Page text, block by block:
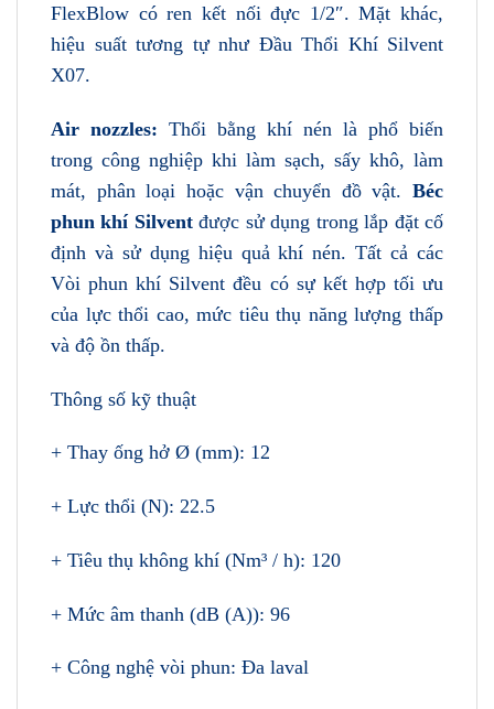
FlexBlow có ren kết nối đực 1/2″. Mặt khác,
hiệu suất tương tự như Đầu Thổi Khí Silvent
X07.
Air nozzles: Thổi bằng khí nén là phổ biến
trong công nghiệp khi làm sạch, sấy khô, làm
mát, phân loại hoặc vận chuyển đồ vật. Béc
phun khí Silventđược sử dụng trong lắp đặt cố
định và sử dụng hiệu quả khí nén. Tất cả các
Vòi phun khí Silvent đều có sự kết hợp tối ưu
của lực thổi cao, mức tiêu thụ năng lượng thấp
và độ ồn thấp.
Thông số kỹ thuật
+ Thay ống hở Ø (mm): 12
+ Lực thổi (N): 22.5
+ Tiêu thụ không khí (Nm³ / h): 120
+ Mức âm thanh (dB (A)): 96
+ Công nghệ vòi phun: Đa laval